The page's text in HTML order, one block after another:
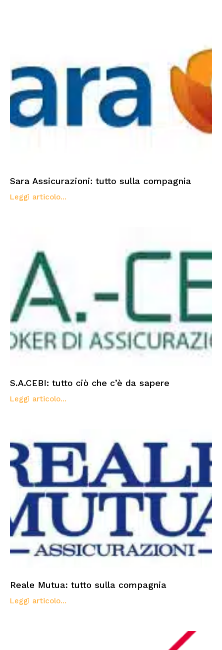
Sara Assicurazioni: tutto sulla compagnia
Leggi articolo...
S.A.CEBI: tutto ciò che c’è da sapere
Leggi articolo...
Reale Mutua: tutto sulla compagnia
Leggi articolo...